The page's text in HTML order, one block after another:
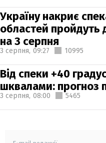
Україну накриє
областей пройдуть
на 3 серпня
3 серпня, 09:27 10995
Від спеки +40
шквалами: прогноз
3 серпня, 08:00 5465